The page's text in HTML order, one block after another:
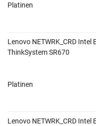
Platinen
Lenovo NETWRK_CRD
ThinkSystem SR670
Platinen
Lenovo NETWRK_CRD